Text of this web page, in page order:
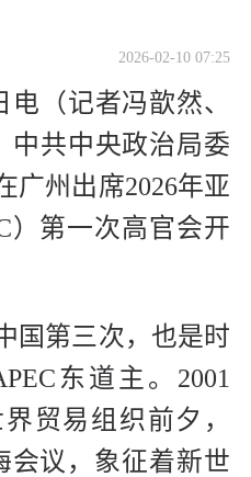
2026-02-10 07:25
（记者冯歆然、
中共中央政治局委
广州出席2026年亚
）第一次高官会开
国第三次，也是时
东道主。2001
贸易组织前夕，
会议，象征着新世